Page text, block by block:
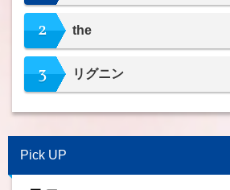
2 the
3 リグニン
Pick UP